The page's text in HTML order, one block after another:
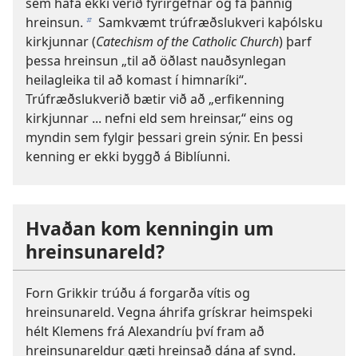
hreinsun. b Samkvæmt trúfræðslukveri kaþólsku
kirkjunnar (Catechism of the Catholic Church) þarf
þessa hreinsun „til að öðlast nauðsynlegan
heilagleika til að komast í himnaríki“.
Trúfræðslukverið bætir við að „erfikenning
kirkjunnar ... nefni eld sem hreinsar,“ eins og
myndin sem fylgir þessari grein sýnir. En þessi
kenning er ekki byggð á Biblíunni.
Hvaðan kom kenningin um
hreinsunareld?
Forn Grikkir trúðu á forgarða vítis og
hreinsunareld. Vegna áhrifa grískrar heimspeki
hélt Klemens frá Alexandríu því fram að
hreinsunareldur gæti hreinsað dána af synd.